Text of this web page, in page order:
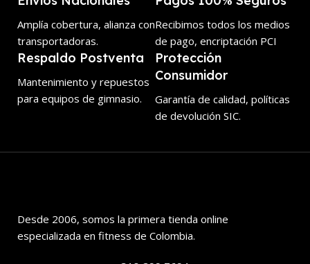
Amplía cobertura, alianza con
transportadoras.
Recibimos todos los medios
de pago, encriptación PCI
Respaldo Postventa
Mantenimiento y repuestos
para equipos de gimnasio.
Protección
Consumidor
Garantía de calidad, políticas
de devolución SIC.
Desde 2006, somos la primera tienda online
especializada en fitness de Colombia.